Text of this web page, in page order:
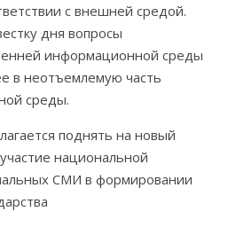
с внешней средой.
дня вопросы
информационной среды
в неотъемлемую часть
среды.
поднять на новый
национальной
СМИ в формировании